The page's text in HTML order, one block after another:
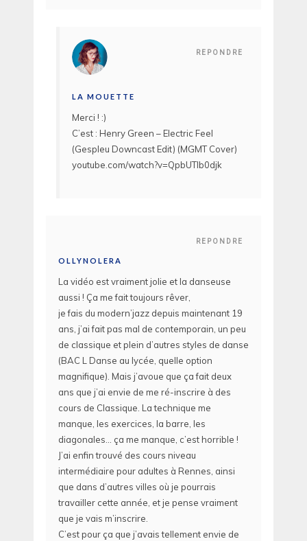
REPONDRE
LA MOUETTE
Merci ! :)
C’est : Henry Green – Electric Feel
(Gespleu Downcast Edit) (MGMT Cover)
youtube.com/watch?v=QpbUTlb0djk
REPONDRE
OLLYNOLERA
La vidéo est vraiment jolie et la danseuse
aussi ! Ça me fait toujours rêver,
je fais du modern’jazz depuis maintenant 19
ans, j’ai fait pas mal de contemporain, un peu
de classique et plein d’autres styles de danse
(BAC L Danse au lycée, quelle option
magnifique). Mais j’avoue que ça fait deux
ans que j’ai envie de me ré-inscrire à des
cours de Classique. La technique me
manque, les exercices, la barre, les
diagonales… ça me manque, c’est horrible !
J’ai enfin trouvé des cours niveau
intermédiaire pour adultes à Rennes, ainsi
que dans d’autres villes où je pourrais
travailler cette année, et je pense vraiment
que je vais m’inscrire.
C’est pour ça que j’avais tellement envie de